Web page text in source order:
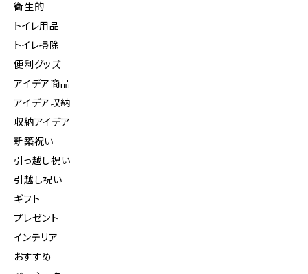
衛生的
トイレ用品
トイレ掃除
便利グッズ
アイデア商品
アイデア収納
収納アイデア
新築祝い
引っ越し祝い
引越し祝い
ギフト
プレゼント
インテリア
おすすめ